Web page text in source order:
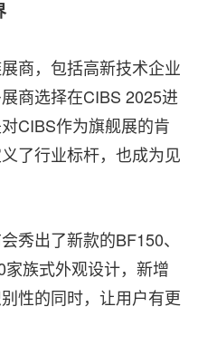
商，包括高新技术企业
商选择在CIBS 2025进
CIBS作为旗舰展的肯
了行业标杆，也成为见
秀出了新款的BF150、
族式外观设计，新增
性的同时，让用户有更